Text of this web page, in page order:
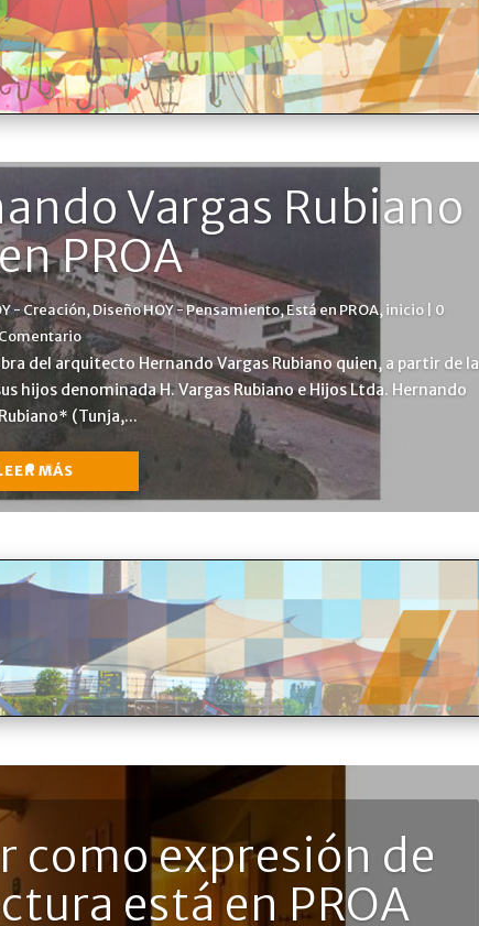
Vargas Rubiano
PROA
- Creación,Diseño HOY - Pensamiento,Está en PROA, inicio| 0
Comentario
del arquitecto Hernando Vargas Rubiano quien, a partir de la
hijos denominada H. Vargas Rubiano e Hijos Ltda. Hernando
(Tunja,...
MÁS
como expresión de
está en PROA